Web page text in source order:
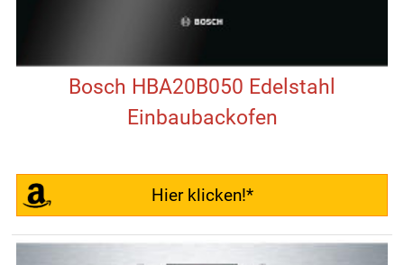
Bosch HBA20B050 Edelstahl
Einbaubackofen
Hier klicken!*